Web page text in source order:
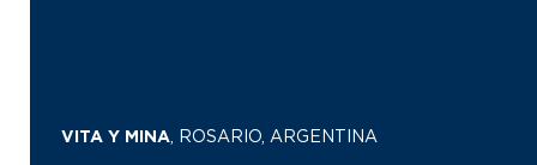
VITA Y MINA, ROSARIO, ARGENTINA